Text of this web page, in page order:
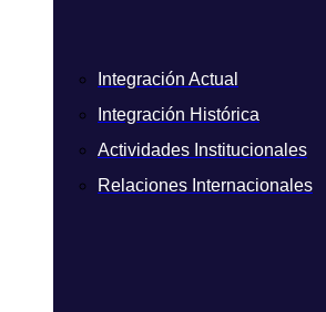
Integración Actual
Integración Histórica
Actividades Institucionales
Relaciones Internacionales